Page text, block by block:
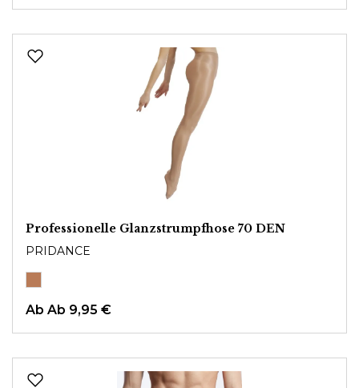
Professionelle Glanzstrumpfhose 70 DEN
PRIDANCE
Ab Ab 9,95 €